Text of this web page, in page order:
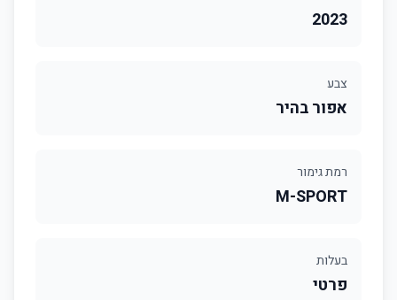
2023
צבע
אפור בהיר
רמת גימור
M-SPORT
בעלות
פרטי